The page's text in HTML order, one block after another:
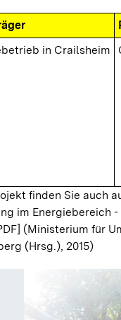
in Crailsheim
finden Sie auch
im Energiebereich
(Ministerium für
(Hrsg.), 2015)